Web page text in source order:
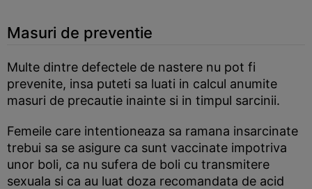
Masuri de preventie
Multe dintre defectele de nastere nu pot fi
prevenite, insa puteti sa luati in calcul anumite
masuri de precautie inainte si in timpul sarcinii.
Femeile care intentioneaza sa ramana insarcinate
trebui sa se asigure ca sunt vaccinate impotriva
unor boli, ca nu sufera de boli cu transmitere
sexuala si ca au luat doza recomandata de acid